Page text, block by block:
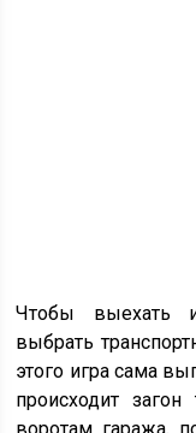
Чтобы выехать
выбрать
этого игра сама
происходит